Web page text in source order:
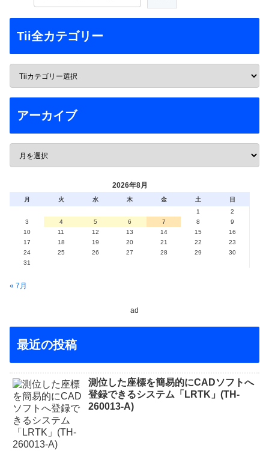
Tii全カテゴリー
アーカイブ
2026年8月
月 火 水 木 金 土
日
1
2
3
4 5 6 7 8
9
10
11 12 13 14 15
16
17
18 19 20 21 22
23
24
25 26 27 28 29
30
31
« 7月
ad
最近の投稿
測位した座標を簡易的にCADソフトへ
登録できるシステム「LRTK」(TH-
260013-A)